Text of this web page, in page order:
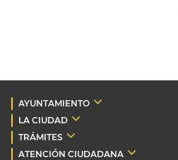
AYUNTAMIENTO
LA CIUDAD
TRÁMITES
ATENCIÓN CIUDADANA